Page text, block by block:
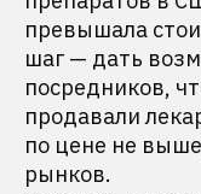
превышала
шаг — дать
посредников,
продавали
по цене не
рынков.